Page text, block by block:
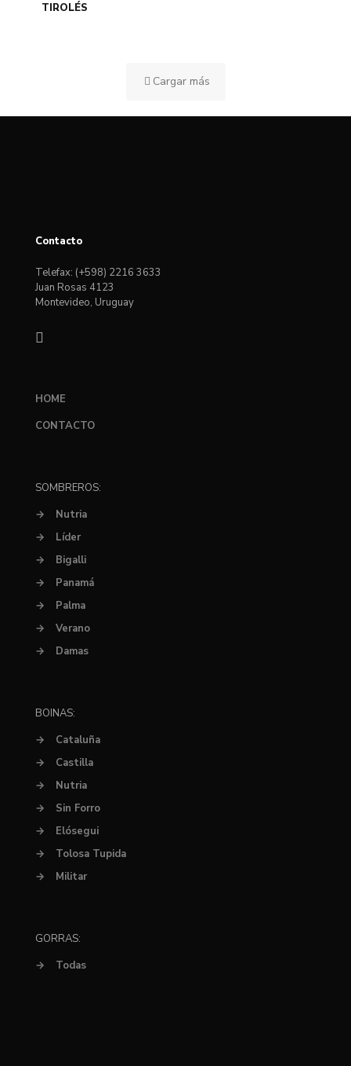
TIROLÉS
Cargar más
Contacto
Telefax: (+598) 2216 3633
Juan Rosas 4123
Montevideo, Uruguay
HOME
CONTACTO
SOMBREROS:
→
Nutria
→
Líder
→
Bigalli
→
Panamá
→
Palma
→
Verano
→
Damas
BOINAS:
→
Cataluña
→
Castilla
→
Nutria
→
Sin Forro
→
Elósegui
→
Tolosa Tupida
→
Militar
GORRAS:
→
Todas